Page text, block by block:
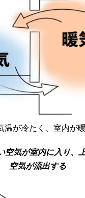
温が冷たく、室内が
空気が室内に入り、
空気が流出する